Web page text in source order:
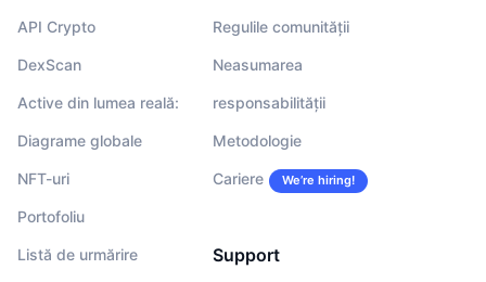
API Crypto
DexScan
Active din lumea reală:
Diagrame globale
NFT-uri
Portofoliu
Listă de urmărire
Regulile comunității
Neasumarea
responsabilității
Metodologie
Cariere We’re hiring!
Support